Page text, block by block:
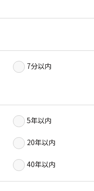
7分以内
5年以内
20年以内
40年以内